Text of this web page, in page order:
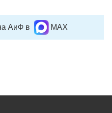
АиФ в MAX